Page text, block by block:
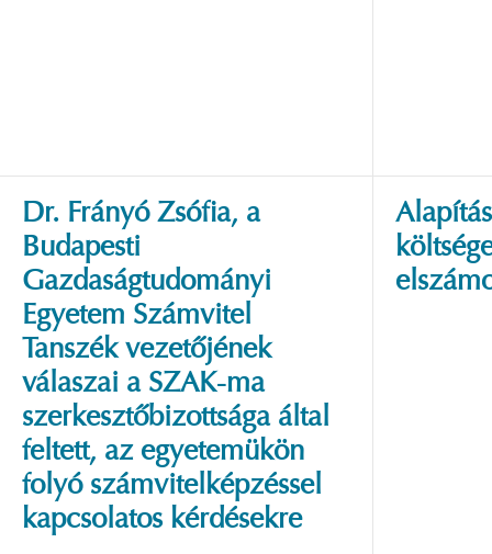
Dr. Frányó Zsófia, a
Budapesti
Gazdaságtudományi
Egyetem Számvitel
Tanszék vezetőjének
válaszai a SZAK-ma
szerkesztőbizottsága által
feltett, az egyetemükön
folyó számvitelképzéssel
kapcsolatos kérdésekre